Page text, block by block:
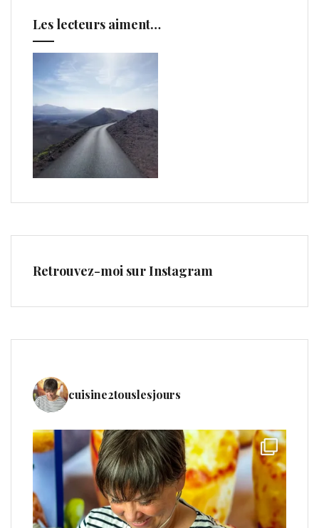
Les lecteurs aiment…
Retrouvez-moi sur Instagram
cuisine2touslesjours